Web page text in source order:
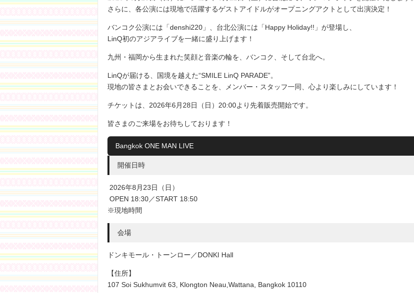
さらに、各公演には現地で活躍するゲストアイドルがオープニングアクトとして出演決定！
バンコク公演には「denshi220」、台北公演には「Happy Holiday!!」が登場し、
LinQ初のアジアライブを一緒に盛り上げます！
九州・福岡から生まれた笑顔と音楽の輪を、バンコク、そして台北へ。
LinQが届ける、国境を越えた“SMILE LinQ PARADE”。
現地の皆さまとお会いできることを、メンバー・スタッフ一同、心より楽しみにしています！
チケットは、2026年6月28日（日）20:00より先着販売開始です。
皆さまのご来場をお待ちしております！
Bangkok ONE MAN LIVE
開催日時
2026年8月23日（日）
OPEN 18:30／START 18:50
※現地時間
会場
ドンキモール・トーンロー／DONKI Hall
【住所】
107 Soi Sukhumvit 63, Klongton Neau,Wattana, Bangkok 10110